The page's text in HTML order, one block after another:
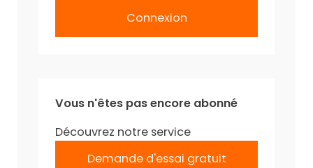
Connexion
Vous n'êtes pas encore abonné
Découvrez notre service
Demande d'essai gratuit